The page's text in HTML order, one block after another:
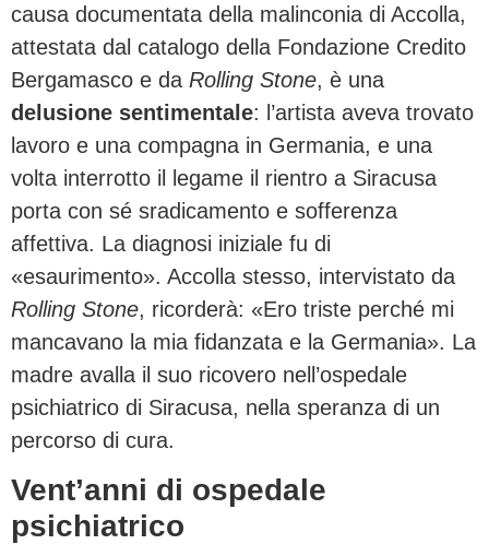
causa documentata della malinconia di Accolla,
attestata dal catalogo della Fondazione Credito
Bergamasco e da Rolling Stone, è una
delusione sentimentale: l’artista aveva trovato
lavoro e una compagna in Germania, e una
volta interrotto il legame il rientro a Siracusa
porta con sé sradicamento e sofferenza
affettiva. La diagnosi iniziale fu di
«esaurimento». Accolla stesso, intervistato da
Rolling Stone, ricorderà: «Ero triste perché mi
mancavano la mia fidanzata e la Germania». La
madre avalla il suo ricovero nell’ospedale
psichiatrico di Siracusa, nella speranza di un
percorso di cura.
Vent’anni di ospedale
psichiatrico